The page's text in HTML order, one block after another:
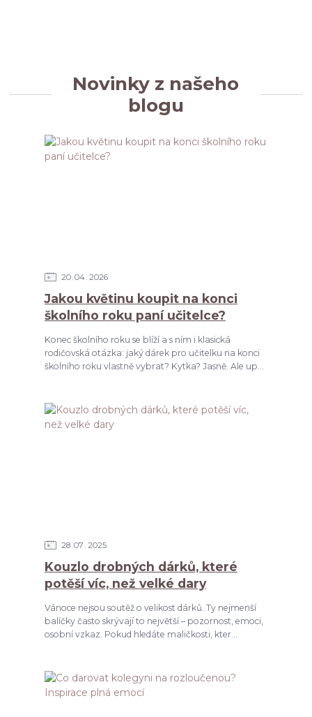
Novinky z našeho
blogu
20 04 2026
Jakou květinu koupit na konci
školního roku paní učitelce?
Konec školního roku se blíží a s ním i klasická
rodičovská otázka: jaký dárek pro učitelku na konci
školního roku vlastně vybrat? Kytka? Jasně. Ale up...
28 07 2025
Kouzlo drobných dárků, které
potěší víc, než velké dary
Vánoce nejsou soutěž o velikost dárků. Ty nejmenší
balíčky často skrývají to největší – pozornost, emoci,
osobní vzkaz. Pokud hledáte maličkosti, kter...